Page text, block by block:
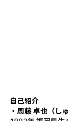
自己紹介
・周藤 卓也（し